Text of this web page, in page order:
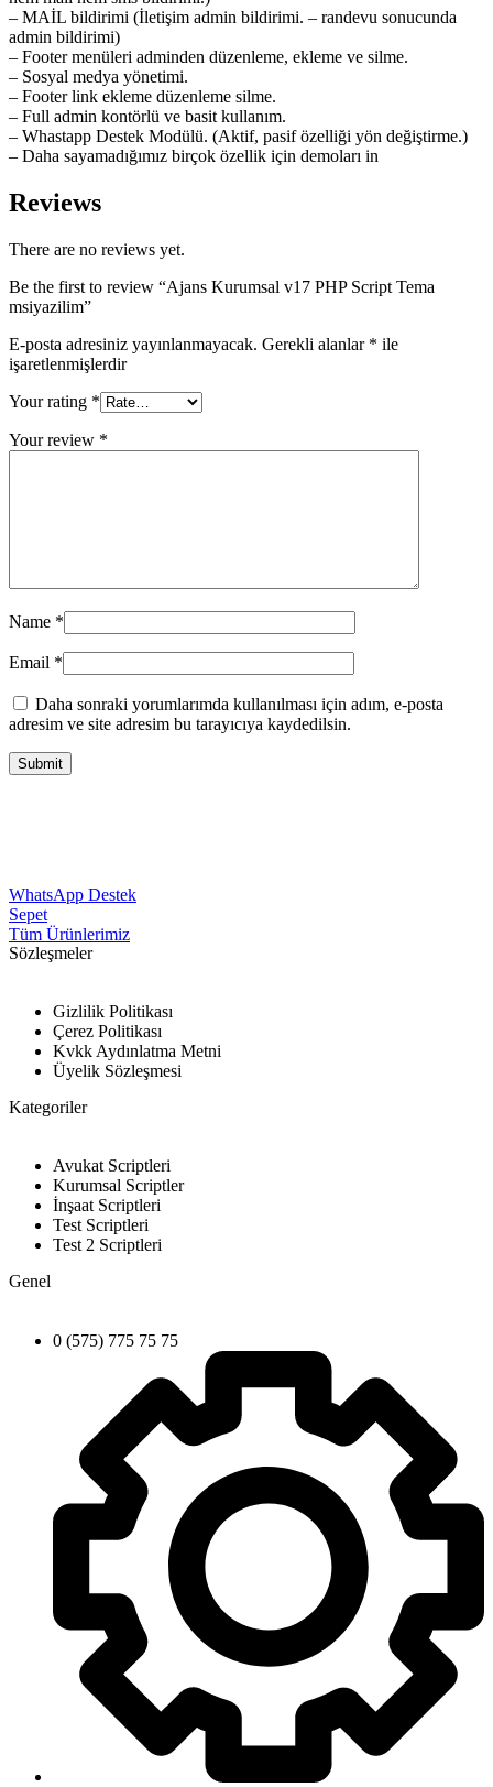
– MAİL bildirimi (İletişim admin bildirimi. – randevu sonucunda
admin bildirimi)
– Footer menüleri adminden düzenleme, ekleme ve silme.
– Sosyal medya yönetimi.
– Footer link ekleme düzenleme silme.
– Full admin kontörlü ve basit kullanım.
– Whastapp Destek Modülü. (Aktif, pasif özelliği yön değiştirme.)
– Daha sayamadığımız birçok özellik için demoları in
Reviews
There are no reviews yet.
Be the first to review “Ajans Kurumsal v17 PHP Script Tema
msiyazilim”
E-posta adresiniz yayınlanmayacak. Gerekli alanlar * ile
işaretlenmişlerdir
Your rating *
Your review *
Name *
Email *
Daha sonraki yorumlarımda kullanılması için adım, e-posta
adresim ve site adresim bu tarayıcıya kaydedilsin.
WhatsApp Destek
Sepet
Tüm Ürünlerimiz
Sözleşmeler
Gizlilik Politikası
Çerez Politikası
Kvkk Aydınlatma Metni
Üyelik Sözleşmesi
Kategoriler
Avukat Scriptleri
Kurumsal Scriptler
İnşaat Scriptleri
Test Scriptleri
Test 2 Scriptleri
Genel
0 (575) 775 75 75